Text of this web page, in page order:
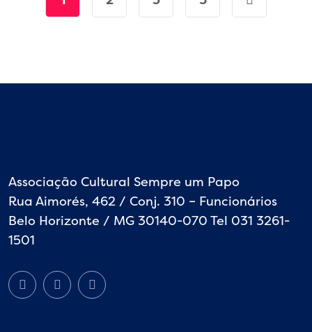
Associação Cultural Sempre um Papo
Rua Aimorés, 462 / Conj. 310 – Funcionários
Belo Horizonte / MG 30140-070 Tel 031 3261-
1501